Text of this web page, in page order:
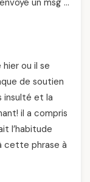
hier ou il se
de soutien
insulté et la
il a compris
l’habitude
cette phrase à